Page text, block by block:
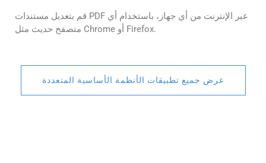
قم بتعديل مستندات PDF عبر الإنترنت من أي جهاز، باستخدام أي
متصفح حديث مثل Chrome أو Firefox.
عرض جميع تطبيقات الأنظمة الأساسية المتعددة